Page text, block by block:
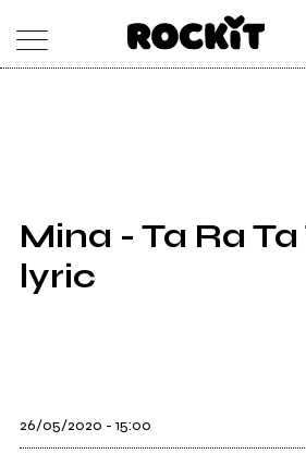
SHOP
RADIO
Mina - Ta Ra
lyric
26/05/2020 - 15:00